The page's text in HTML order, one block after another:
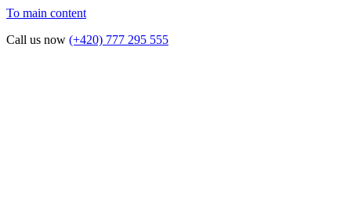
To main content
Call us now (+420) 777 295 555